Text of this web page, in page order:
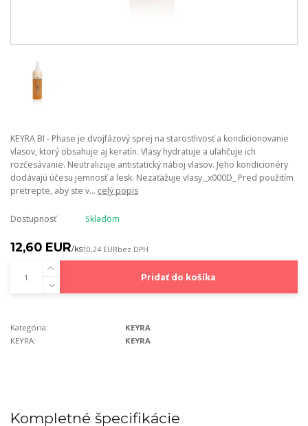
KEYRA BI - Phase je dvojfázový sprej na starostlivosť a kondicionovanie
vlasov, ktorý obsahuje aj keratín. Vlasy hydratuje a uľahčuje ich
rozčesávanie. Neutralizuje antistatický náboj vlasov. Jeho kondicionéry
dodávajú účesu jemnosť a lesk. Nezaťažuje vlasy._x000D_ Pred použitím
pretrepte, aby ste v... celý popis
Dostupnosť Skladom
12,60 EUR/ks10,24 EURbez DPH
Pridať do košíka
Kategória:
KEYRA
KEYRA:
KEYRA
Kompletné špecifikácie